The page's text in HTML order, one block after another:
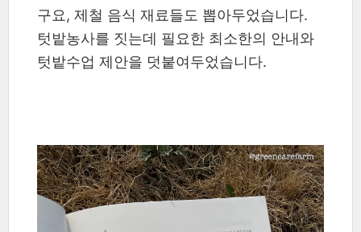
구요, 제철 음식 재료들도 뽑아두었습니다.
텃밭농사를 짓는데 필요한 최소한의 안내와
텃밭수업 제안을 덧붙여두었습니다.